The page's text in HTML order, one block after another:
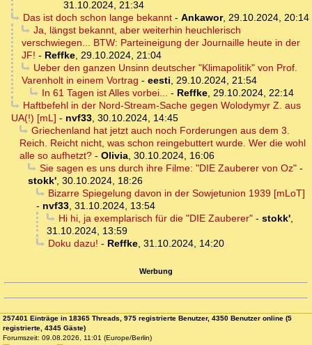
31.10.2024, 21:34
Das ist doch schon lange bekannt- Ankawor, 29.10.2024, 20:14
Ja, längst bekannt, aber weiterhin heuchlerisch
verschwiegen... BTW: Parteineigung der Journaille heute in der
JF! - Reffke, 29.10.2024, 21:04
Ueber den ganzen Unsinn deutscher "Klimapolitik" von Prof.
Varenholt in einem Vortrag - eesti, 29.10.2024, 21:54
In 61 Tagen ist Alles vorbei... - Reffke, 29.10.2024, 22:14
Haftbefehl in der Nord-Stream-Sache gegen Wolodymyr Z. aus
UA(!) [mL] - nvf33, 30.10.2024, 14:45
Griechenland hat jetzt auch noch Forderungen aus dem 3.
Reich. Reicht nicht, was schon reingebuttert wurde. Wer die wohl
alle so aufhetzt? - Olivia, 30.10.2024, 16:06
Sie sagen es uns durch ihre Filme: "DIE Zauberer von Oz"-
stokk', 30.10.2024, 18:26
Bizarre Spiegelung davon in der Sowjetunion 1939 [mLoT]
- nvf33, 31.10.2024, 13:54
Hi hi, ja exemplarisch für die "DIE Zauberer"- stokk',
31.10.2024, 13:59
Doku dazu! - Reffke, 31.10.2024, 14:20
Werbung
257401 Einträge in 18365 Threads, 975 registrierte Benutzer, 4350 Benutzer online (5
registrierte, 4345 Gäste)
Forumszeit: 09.08.2026, 11:01 (Europe/Berlin)